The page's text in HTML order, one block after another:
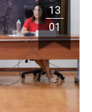
13
01